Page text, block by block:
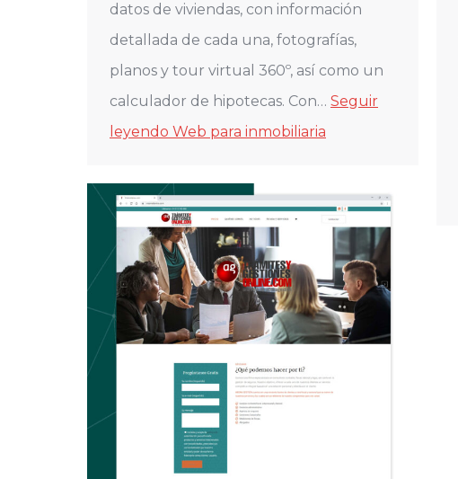
datos de viviendas, con información
detallada de cada una, fotografías,
planos y tour virtual 360º, así como un
calculador de hipotecas. Con… Seguir
leyendo Web para inmobiliaria